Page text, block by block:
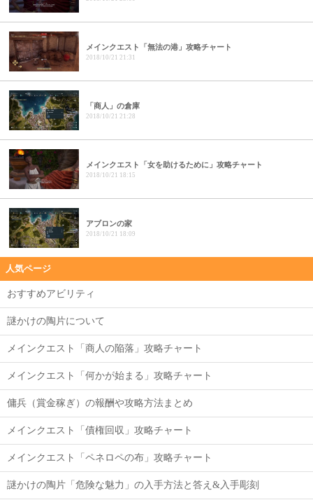
メインクエスト「無法の港」攻略チャート
2018/10/21 21:31
「商人」の倉庫
2018/10/21 21:28
メインクエスト「女を助けるために」攻略チャート
2018/10/21 18:15
アブロンの家
2018/10/21 18:09
人気ページ
おすすめアビリティ
謎かけの陶片について
メインクエスト「商人の陥落」攻略チャート
メインクエスト「何かが始まる」攻略チャート
傭兵（賞金稼ぎ）の報酬や攻略方法まとめ
メインクエスト「債権回収」攻略チャート
メインクエスト「ペネロペの布」攻略チャート
謎かけの陶片「危険な魅力」の入手方法と答え&入手彫刻